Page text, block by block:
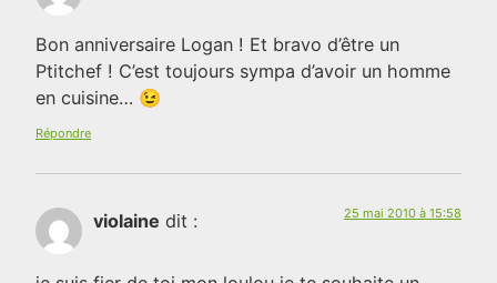
Bon anniversaire Logan ! Et bravo d’être un
Ptitchef ! C’est toujours sympa d’avoir un homme
en cuisine… 😉
Répondre
violaine dit : 25 mai 2010 à 15:58